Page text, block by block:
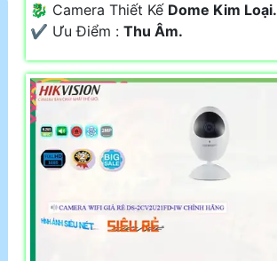
🐉️ Camera Thiết Kế Dome Kim Loại.
️✔️ Ưu Điểm : Thu Âm.